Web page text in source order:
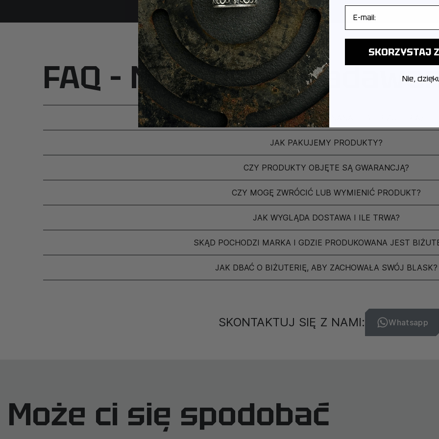
FAQ – Najczęściej
Z JAKIEGO METALU WYKONANA JEST BIŻUTERIA?
JAK PAKUJEMY PRODUKTY?
CZY PRODUKTY OBJĘTE SĄ GWARANCJĄ?
CZY MOGĘ ZWRÓCIĆ LUB WYMIENIĆ PRODUKT?
JAK WYGLĄDA DOSTAWA I ILE TRWA?
SKĄD POCHODZI MARKA I GDZIE PRODUKOWANA JEST
JAK DBAĆ O BIŻUTERIĘ, ABY ZACHOWAŁA SWÓJ BLASK?
SKONTAKTUJ SIĘ Z NAMI: Whatsapp
Może ci się spodobać
SKORZYSTAJ
Nie,